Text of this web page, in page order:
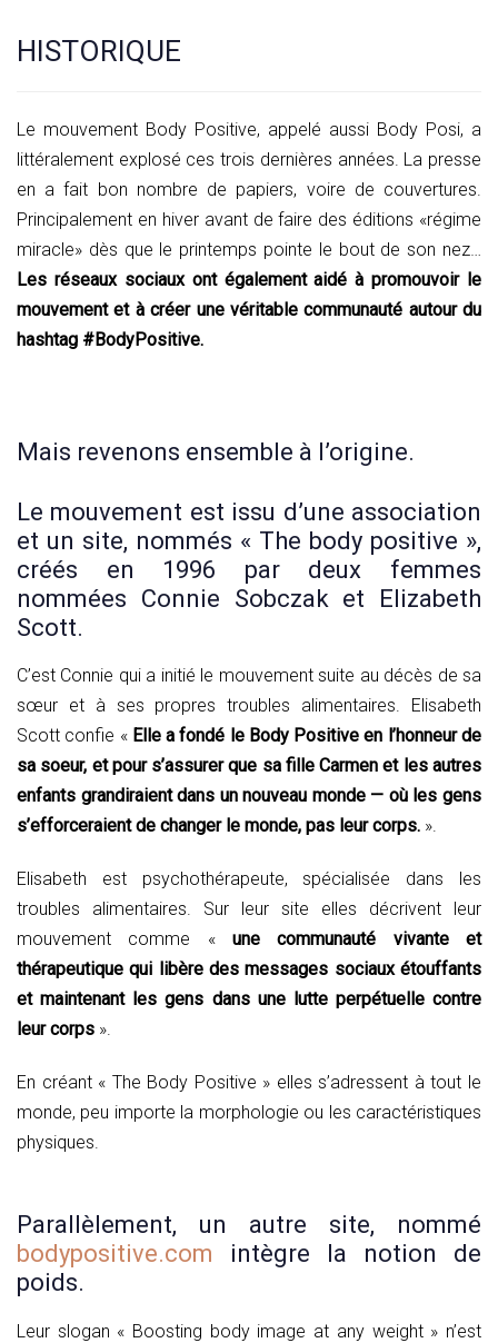
HISTORIQUE
Le mouvement Body Positive, appelé aussi Body Posi, a
littéralement explosé ces trois dernières années. La presse
en a fait bon nombre de papiers, voire de couvertures.
Principalement en hiver avant de faire des éditions «régime
miracle» dès que le printemps pointe le bout de son nez…
Les réseaux sociaux ont également aidé à promouvoir le
mouvement et à créer une véritable communauté autour du
hashtag #BodyPositive.
Mais revenons ensemble à l’origine.
Le mouvement est issu d’une association
et un site, nommés « The body positive »,
créés en 1996 par deux femmes
nommées Connie Sobczak et Elizabeth
Scott.
C’est Connie qui a initié le mouvement suite au décès de sa
sœur et à ses propres troubles alimentaires. Elisabeth
Scott confie « Elle a fondé le Body Positive en l’honneur de
sa soeur, et pour s’assurer que sa fille Carmen et les autres
enfants grandiraient dans un nouveau monde — où les gens
s’efforceraient de changer le monde, pas leur corps. ».
Elisabeth est psychothérapeute, spécialisée dans les
troubles alimentaires. Sur leur site elles décrivent leur
mouvement comme « une communauté vivante et
thérapeutique qui libère des messages sociaux étouffants
et maintenant les gens dans une lutte perpétuelle contre
leur corps ».
En créant « The Body Positive » elles s’adressent à tout le
monde, peu importe la morphologie ou les caractéristiques
physiques.
Parallèlement, un autre site, nommé
bodypositive.com intègre la notion de
poids.
Leur slogan « Boosting body image at any weight » n’est